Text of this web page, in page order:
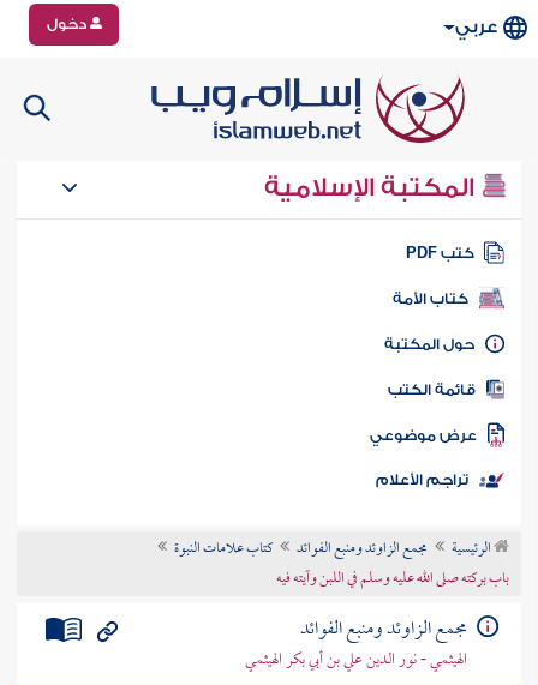
عربي دخول
المكتبة الإسلامية
كتب PDF
كتاب الأمة
المكتبة
الكتب
موضوعي
تراجم الأعلام
الرئيسية مجمع الزاوئد ومنبع الفوائد
كتاب علامات النبوة
باب بركته صلى الله عليه وسلم في اللبن وآيته فيه
مجمع الزاوئد ومنبع الفوائد
الهيثمي - نور الدين علي بن أبي بكر الهيثمي